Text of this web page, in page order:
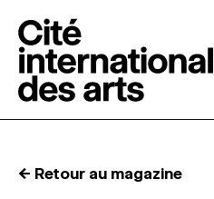
← Retour au magazine